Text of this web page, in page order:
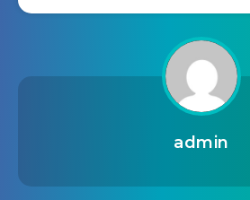
admin